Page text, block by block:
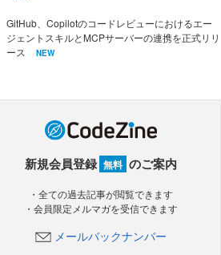
GitHub、Copilotのコードレビューにおけるエー
ジェントスキルとMCPサーバーの連携を正式リリ
ース
NEW
新規会員登録 無料 のご案内
・全ての過去記事が閲覧できます
・会員限定メルマガを受信できます
メールバックナンバー